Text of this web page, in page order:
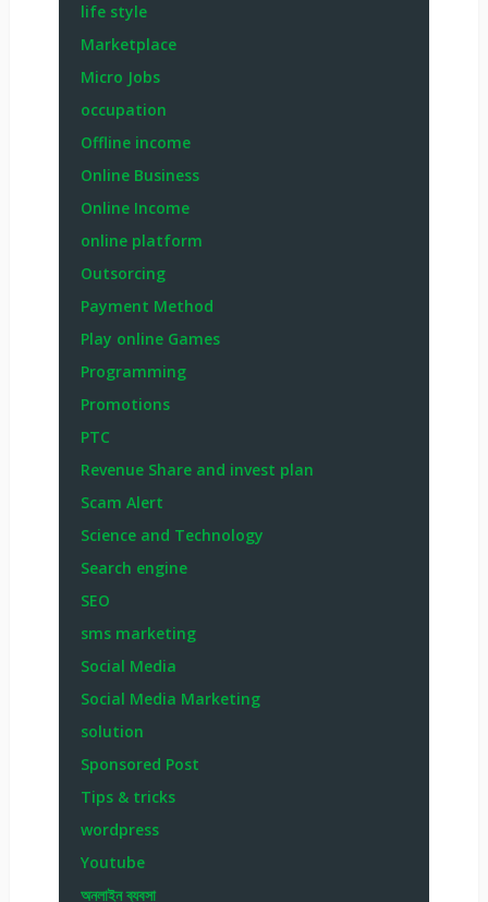
life style
Marketplace
Micro Jobs
occupation
Offline income
Online Business
Online Income
online platform
Outsorcing
Payment Method
Play online Games
Programming
Promotions
PTC
Revenue Share and invest plan
Scam Alert
Science and Technology
Search engine
SEO
sms marketing
Social Media
Social Media Marketing
solution
Sponsored Post
Tips & tricks
wordpress
Youtube
অনলাইন ব্যবসা